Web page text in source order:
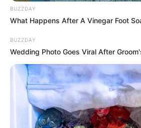
In Nachbarschaft
als einer der größten Azaleen- und
Deutschland gilt.
Waldeisenbahn
Zwischen
mit dem berühmten
BUZZDAY
What Happens After A Vinegar Foot
BUZZDAY
Wedding Photo Goes Viral After